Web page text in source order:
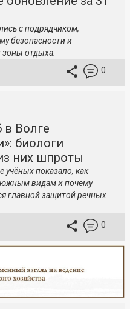
с подрядчиком,
безопасности и
зоны отдыха.
0
в Волге
биологи
них шпроты
учёных показало, как
видам и почему
главной защитой речных
0